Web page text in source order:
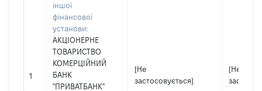
1
іншої
фінансової
установи:
АКЦІОНЕРНЕ
ТОВАРИСТВО
КОМЕРЦІЙНИЙ
БАНК
"ПРИВАТБАНК"
[Не
застосовується]
[Не